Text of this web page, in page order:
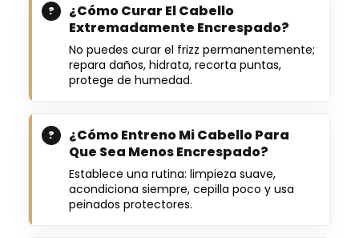
¿Cómo Curar El Cabello
Extremadamente Encrespado?
No puedes curar el frizz permanentemente;
repara daños, hidrata, recorta puntas,
protege de humedad.
¿Cómo Entreno Mi Cabello Para
Que Sea Menos Encrespado?
Establece una rutina: limpieza suave,
acondiciona siempre, cepilla poco y usa
peinados protectores.